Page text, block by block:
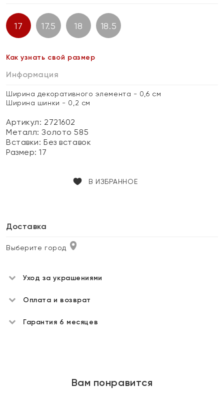
17 17.5 18 18.5
Как узнать свой размер
Информация
Ширина декоративного элемента - 0,6 см
Ширина шинки - 0,2 см
Артикул: 2721602
Металл:Золото 585
Вставки:Без вставок
Размер:17
В ИЗБРАННОЕ
Доставка
Выберите город
Уход за украшениями
Оплата и возврат
Гарантия 6 месяцев
Вам понравится